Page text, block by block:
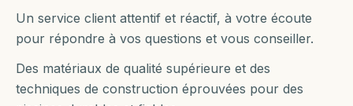
Un service client attentif et réactif, à votre écoute
pour répondre à vos questions et vous conseiller.
Des matériaux de qualité supérieure et des
techniques de construction éprouvées pour des